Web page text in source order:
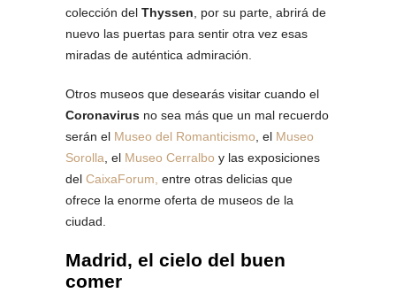
colección del Thyssen , por su parte, abrirá de
nuevo las puertas para sentir otra vez esas
miradas de auténtica admiración.
Otros museos que desearás visitar cuando el
Coronavirus no sea más que un mal recuerdo
serán el Museo del Romanticismo , el Museo
Sorolla , el Museo Cerralbo y las exposiciones
del CaixaForum, entre otras delicias que
ofrece la enorme oferta de museos de la
ciudad.
Madrid, el cielo del buen
comer